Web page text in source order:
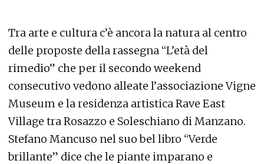
Tra arte e cultura c’è ancora la natura al centro
delle proposte della rassegna “L’età del
rimedio” che per il secondo weekend
consecutivo vedono alleate l’associazione Vigne
Museum e la residenza artistica Rave East
Village tra Rosazzo e Soleschiano di Manzano.
Stefano Mancuso nel suo bel libro “Verde
brillante” dice che le piante imparano e